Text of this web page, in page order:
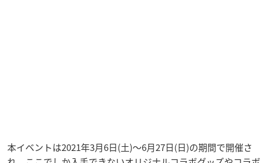
本イベントは2021年3月6日(土)～6月27日(日)の期間で開催さ